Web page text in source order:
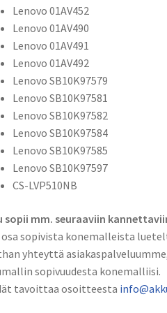
01AV428,
01AV452,
01AV490,
01AV491,
01AV492,
SB10K97579,
SB10K97581,
SB10K97582,
SB10K97584,
SB10K97585,
SB10K97597,
LVP510NB
määrä
Lenovo 01AV452
Lenovo 01AV490
Lenovo 01AV491
Lenovo 01AV492
Lenovo SB10K97579
Lenovo SB10K97581
Lenovo SB10K97582
Lenovo SB10K97584
Lenovo SB10K97585
Lenovo SB10K97597
CS-LVP510NB
sopii mm. seuraaviin
osa sopivista konemalleista
yhteyttä
sopivuudesta konemalliisi.
tavoittaa osoitteesta